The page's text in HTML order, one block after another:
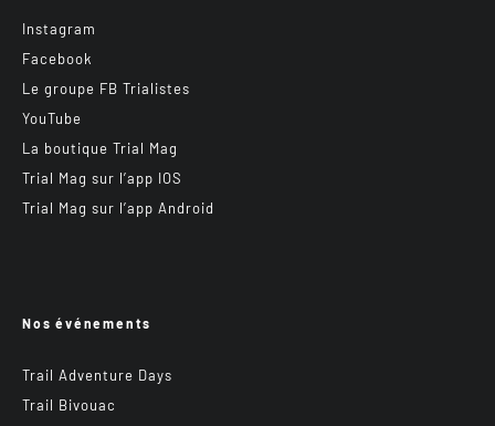
Instagram
Facebook
Le groupe FB Trialistes
YouTube
La boutique Trial Mag
Trial Mag sur l’app IOS
Trial Mag sur l’app Android
Nos événements
Trail Adventure Days
Trail Bivouac